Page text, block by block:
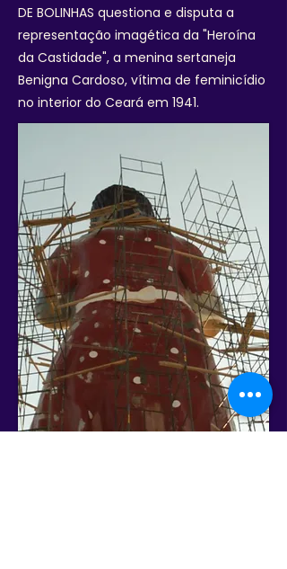
DE BOLINHAS questiona e disputa a
representação imagética da "Heroína
da Castidade", a menina sertaneja
Benigna Cardoso, vítima de feminicídio
no interior do Ceará em 1941.